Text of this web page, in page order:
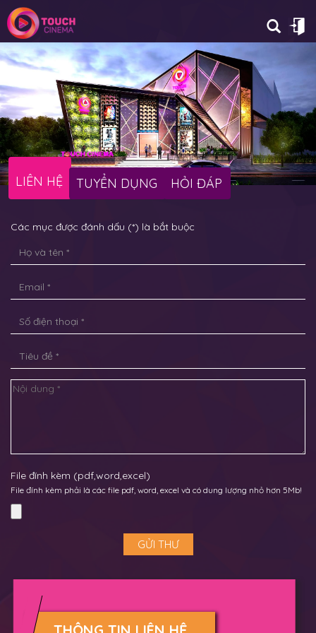
LIÊN HỆ TUYỂN DỤNG HỎI ĐÁP
Các mục được đánh dấu (*) là bắt buộc
File đính kèm (pdf,word,excel)
File đính kèm phải là các file pdf, word, excel và có dung lượng nhỏ hơn 5Mb!